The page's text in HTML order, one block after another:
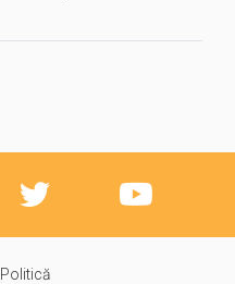
Politică